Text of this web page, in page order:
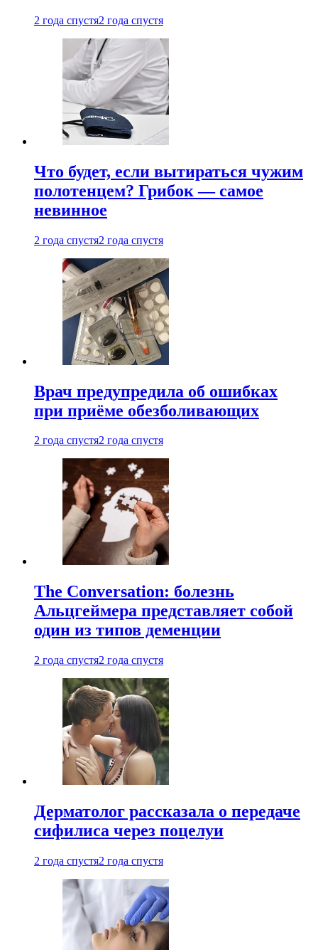
2 года спустя2 года спустя
Что будет, если вытираться чужим
полотенцем? Грибок — самое
невинное
2 года спустя2 года спустя
Врач предупредила об ошибках
при приëме обезболивающих
2 года спустя2 года спустя
The Conversation: болезнь
Альцгеймера представляет собой
один из типов деменции
2 года спустя2 года спустя
Дерматолог рассказала о передаче
сифилиса через поцелуи
2 года спустя2 года спустя